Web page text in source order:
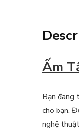
Ấm
Bạn đang
cho bạn.
nghệ